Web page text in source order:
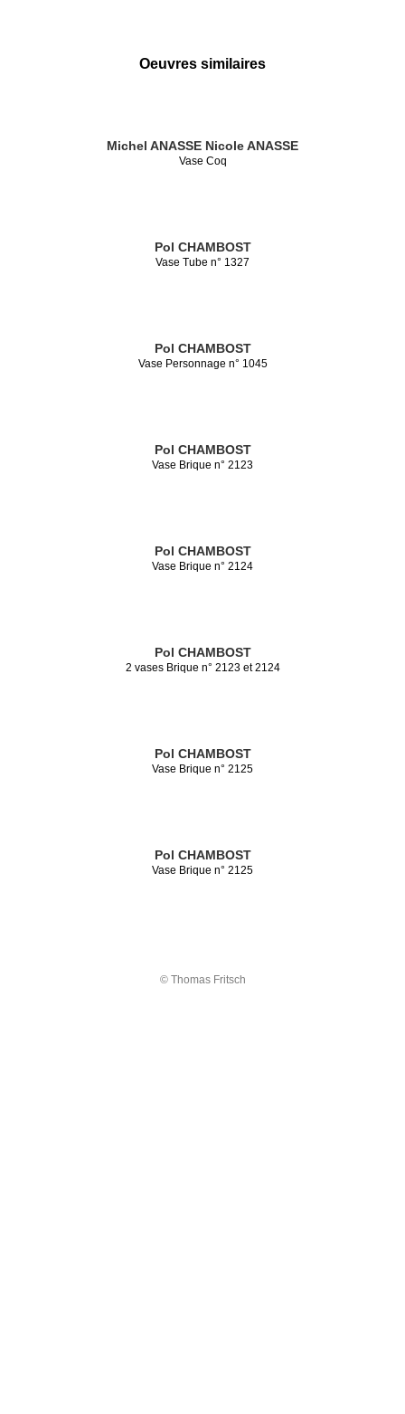
Oeuvres similaires
Michel ANASSE Nicole ANASSE
Vase Coq
Pol CHAMBOST
Vase Tube n° 1327
Pol CHAMBOST
Vase Personnage n° 1045
Pol CHAMBOST
Vase Brique n° 2123
Pol CHAMBOST
Vase Brique n° 2124
Pol CHAMBOST
2 vases Brique n° 2123 et 2124
Pol CHAMBOST
Vase Brique n° 2125
Pol CHAMBOST
Vase Brique n° 2125
© Thomas Fritsch